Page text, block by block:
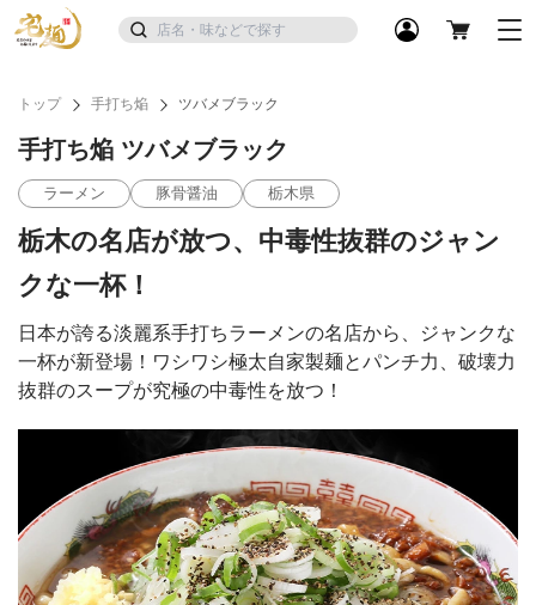
トップ 手打ち焔 ツバメブラック
手打ち焔 ツバメブラック
ラーメン 豚骨醤油 栃木県
栃木の名店が放つ、中毒性抜群のジャン
クな一杯！
日本が誇る淡麗系手打ちラーメンの名店から、ジャンクな
一杯が新登場！ワシワシ極太自家製麺とパンチ力、破壊力
抜群のスープが究極の中毒性を放つ！